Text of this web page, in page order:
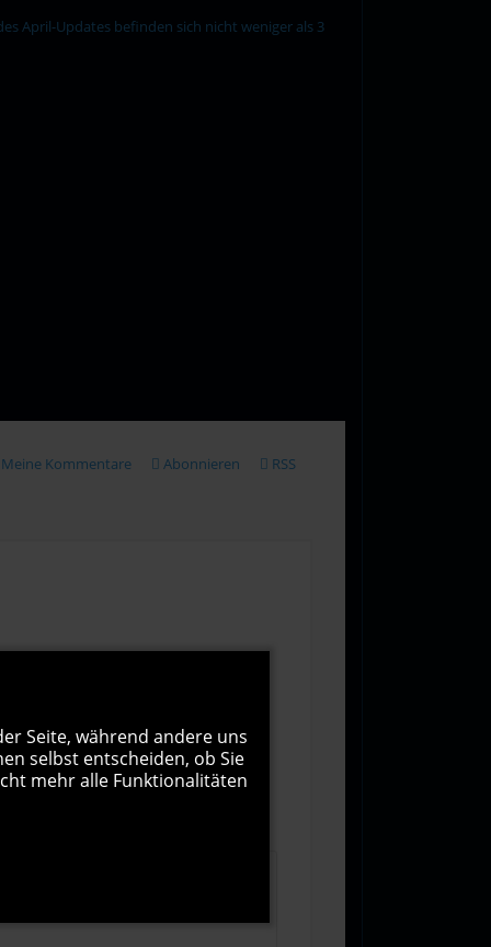
April-Updates befinden sich nicht weniger als 3
Meine Kommentare Abonnieren RSS
Seite, während andere uns
selbst entscheiden, ob Sie
mehr alle Funktionalitäten